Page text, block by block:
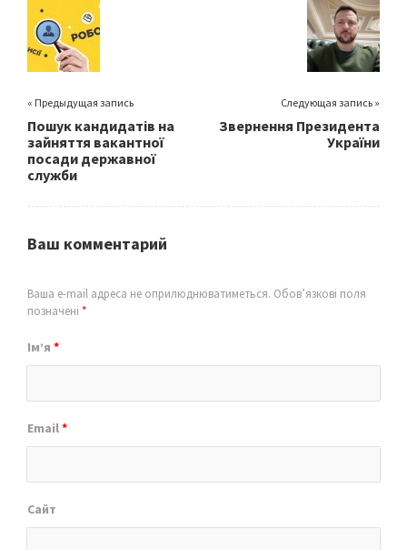
o
k
« Предыдущая запись
Пошук кандидатів на
зайняття вакантної
посади державної
служби
Следующая запись »
Звернення Президента
України
Ваш комментарий
Ваша e-mail адреса не оприлюднюватиметься. Обов’язкові поля
позначені *
Ім’я *
Email*
Сайт